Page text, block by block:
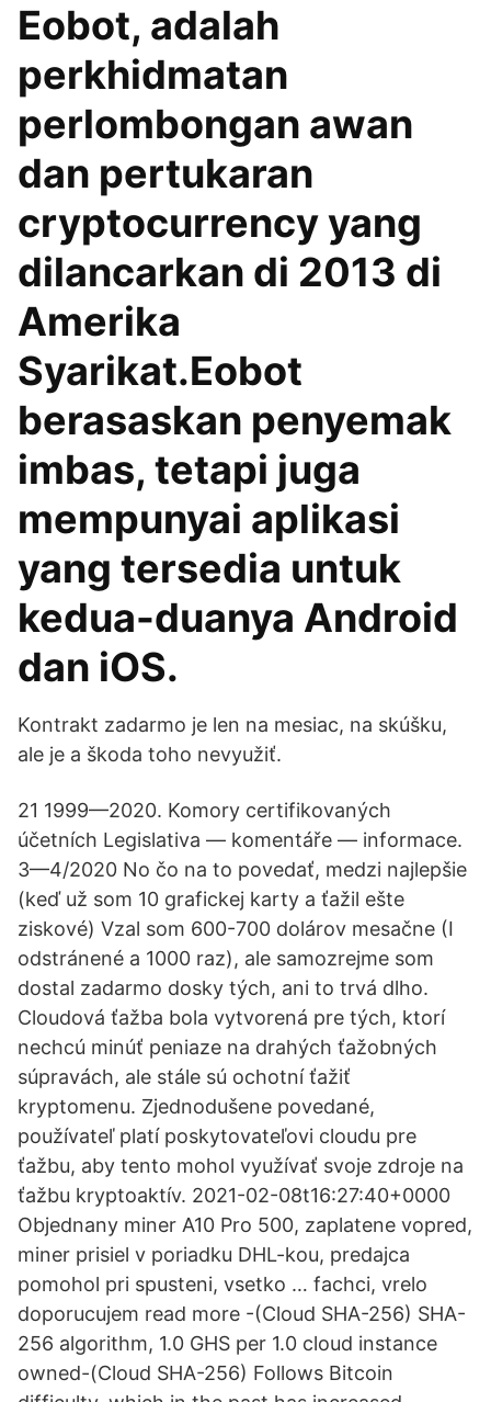
Eobot, adalah
perkhidmatan
perlombongan awan
dan pertukaran
cryptocurrency yang
dilancarkan di 2013 di
Amerika
Syarikat.Eobot
berasaskan penyemak
imbas, tetapi juga
mempunyai aplikasi
yang tersedia untuk
kedua-duanya Android
dan iOS.
Kontrakt zadarmo je len na mesiac, na skúšku,
ale je a škoda toho nevyužiť.
21 1999—2020. Komory certifikovaných
účetních Legislativa — komentáře — informace.
3­­—4/2020 No čo na to povedať, medzi najlepšie
(keď už som 10 grafickej karty a ťažil ešte
ziskové) Vzal som 600-700 dolárov mesačne (I
odstránené a 1000 raz), ale samozrejme som
dostal zadarmo dosky tých, ani to trvá dlho.
Cloudová ťažba bola vytvorená pre tých, ktorí
nechcú minúť peniaze na drahých ťažobných
súpravách, ale stále sú ochotní ťažiť
kryptomenu. Zjednodušene povedané,
používateľ platí poskytovateľovi cloudu pre
ťažbu, aby tento mohol využívať svoje zdroje na
ťažbu kryptoaktív. 2021-02-08t16:27:40+0000
Objednany miner A10 Pro 500, zaplatene vopred,
miner prisiel v poriadku DHL-kou, predajca
pomohol pri spusteni, vsetko … fachci, vrelo
doporucujem read more -(Cloud SHA-256) SHA-
256 algorithm, 1.0 GHS per 1.0 cloud instance
owned-(Cloud SHA-256) Follows Bitcoin